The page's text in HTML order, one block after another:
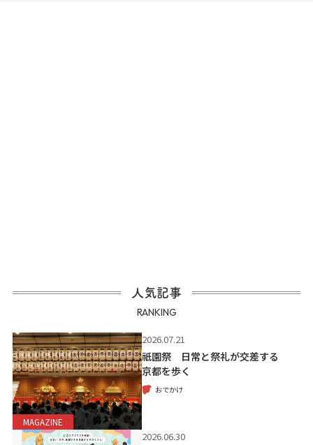
人気記事
RANKING
MAGAZINE
2026.07.21
祇園祭 日常と祭礼が交差する
京都を歩く
おでかけ
2026.06.30